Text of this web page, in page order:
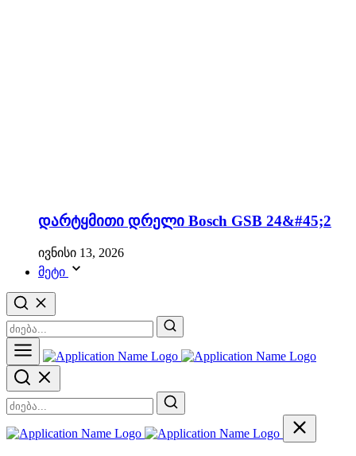
დარტყმითი დრელი Bosch GSB 24&#45;2
ივნისი 13, 2026
მეტი